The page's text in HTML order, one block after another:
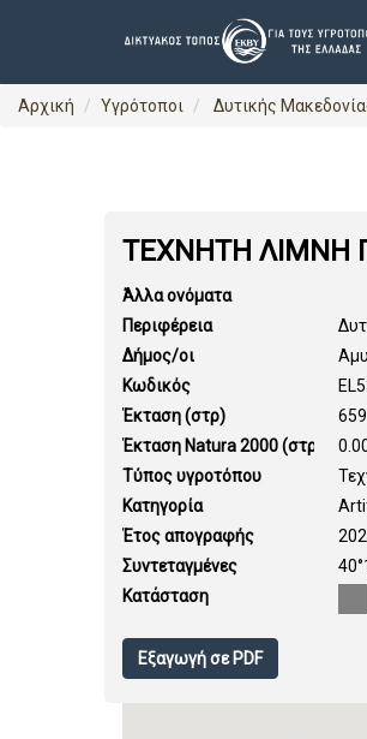
Αρχική Υγρότοποι Δυτικής
ΤΕΧΝΗΤΗ ΛΙΜΝΗ
Άλλα ονόματα
Περιφέρεια
Δήμος/οι
Κωδικός
Έκταση (στρ)
Έκταση Natura 2000 (στρ)
Τύπος υγροτόπου
Κατηγορία
Έτος απογραφής
Συντεταγμένες
Κατάσταση
Εξαγωγή σε PDF